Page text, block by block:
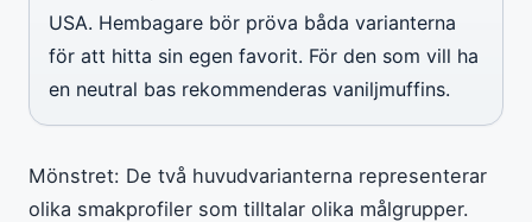
USA. Hembagare bör pröva båda varianterna
för att hitta sin egen favorit. För den som vill ha
en neutral bas rekommenderas vaniljmuffins.
Mönstret: De två huvudvarianterna representerar
olika smakprofiler som tilltalar olika målgrupper.